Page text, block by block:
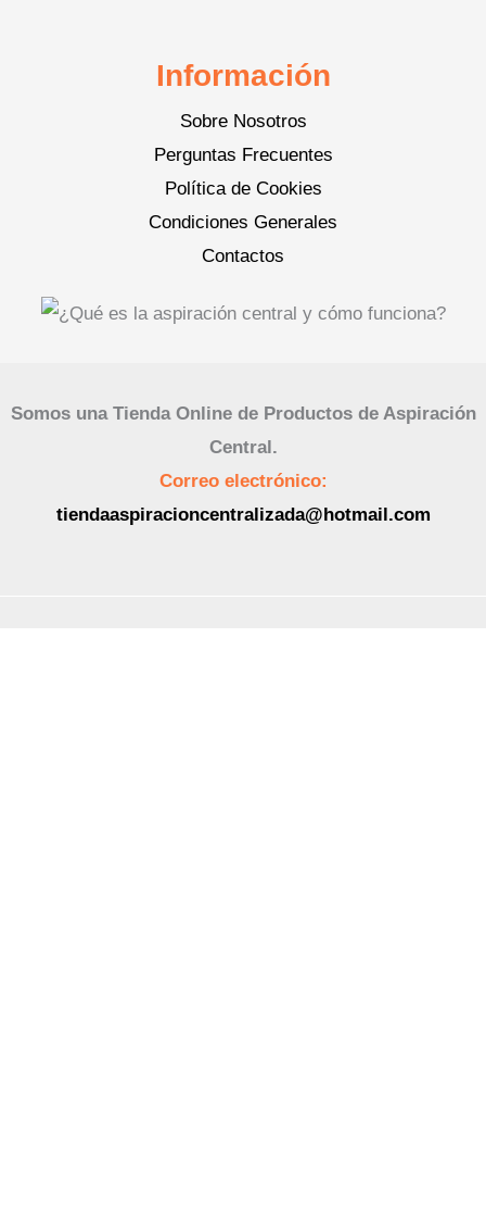
Información
Sobre Nosotros
Perguntas Frecuentes
Política de Cookies
Condiciones Generales
Contactos
Somos una Tienda Online de Productos de Aspiración
Central.
Correo electrónico:
tiendaaspiracioncentralizada@hotmail.com